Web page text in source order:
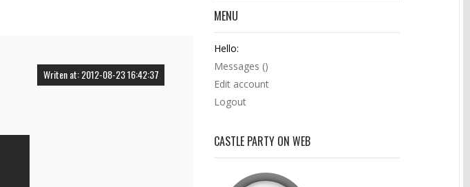
Writen at: 2012-08-23 16:42:37
MENU
Hello:
Messages ()
Edit account
Logout
CASTLE PARTY ON WEB